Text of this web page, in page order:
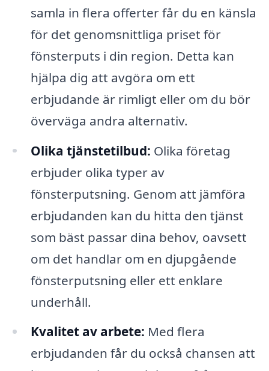
samla in flera offerter får du en känsla
för det genomsnittliga priset för
fönsterputs i din region. Detta kan
hjälpa dig att avgöra om ett
erbjudande är rimligt eller om du bör
överväga andra alternativ.
Olika tjänstetilbud: Olika företag
erbjuder olika typer av
fönsterputsning. Genom att jämföra
erbjudanden kan du hitta den tjänst
som bäst passar dina behov, oavsett
om det handlar om en djupgående
fönsterputsning eller ett enklare
underhåll.
Kvalitet av arbete: Med flera
erbjudanden får du också chansen att